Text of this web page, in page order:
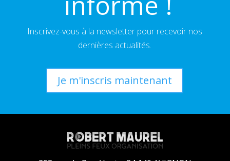
Inscrivez-vous à la newsletter pour recevoir nos
dernières actualités.
Je m'inscris maintenant